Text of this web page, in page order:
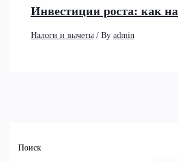
Поиск
Инвестиции роста: как
Налоги и вычеты/ By admin